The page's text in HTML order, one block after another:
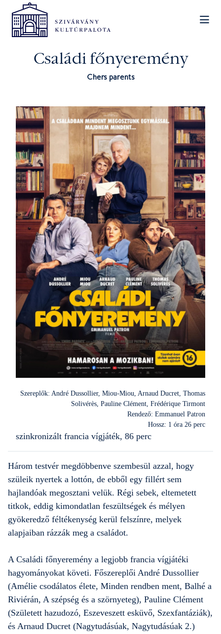
Családi főnyeremény
Chers parents
Szereplők: André Dussollier, Miou-Miou, Arnaud Ducret, Thomas
Solivérès, Pauline Clément, Frédérique Tirmont
Rendező: Emmanuel Patron
Hossz: 1 óra 26 perc
szinkronizált francia vígjáték, 86 perc
Három testvér megdöbbenve szembesül azzal, hogy
szüleik nyertek a lottón, de ebből egy fillért sem
hajlandóak megosztani velük. Régi sebek, eltemetett
titkok, eddig kimondatlan feszültségek és mélyen
gyökeredző féltékenység kerül felszínre, melyek
alapjaiban rázzák meg a családot.
A Családi főnyeremény a legjobb francia vígjátéki
hagyományokat követi. Főszereplői André Dussollier
(Amélie csodálatos élete, Minden rendben ment, Balhé a
Riviérán, A szépség és a szörnyeteg), Pauline Clément
(Született hazudozó, Eszeveszett esküvő, Szexfantáziák),
és Arnaud Ducret (Nagytudásúak, Nagytudásúak 2.)